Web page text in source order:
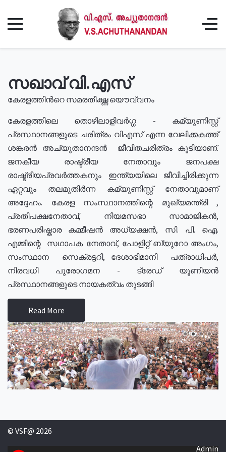
സഖാവ് വി.എസ്
കേരളത്തിൻറെ സമരതീക്ഷ്ണ യൌവ്വനം
കേരളത്തിലെ തൊഴിലാളിവർഗ്ഗ - കമ്യൂണിസ്റ്റ്
പ്രസ്ഥാനങ്ങളുടെ ചരിത്രം വിഎസ് എന്ന വേലിക്കകത്ത്
ശങ്കരൻ അച്യുതാനന്ദൻ ജീവിതചരിത്രം കൂടിയാണ്.
ജനകീയ രാഷ്ട്രീയ നേതാവും ജനപക്ഷ
രാഷ്ട്രീയപ്രവർത്തകനും ഇന്ത്യയിലെ ജീവിച്ചിരിക്കുന്ന
ഏറ്റവും തലമുതിർന്ന കമ്യൂണിസ്റ്റ് നേതാവുമാണ്
അദ്ദേഹം. കേരള സംസ്ഥാനത്തിന്റെ മുഖ്യമന്ത്രി ,
പ്രതിപക്ഷനേതാവ്, നിയമസഭാ സാമാജികൻ,
ഭരണപരിഷ്കാര കമ്മീഷൻ അധ്യക്ഷൻ, സി. പി. ഐ.
എമ്മിന്റെ സഥാപക നേതാവ്, പോളിറ്റ് ബ്യുറോ അംഗം,
സംസ്ഥാന സെക്രട്ടറി, ദേശാഭിമാനി പത്രാധിപർ,
നിരവധി പുരോഗമന - ട്രേഡ് യൂണിയൻ
പ്രസ്ഥാനങ്ങളുടെ നായകത്വം തുടങ്ങി
Read More
© VSF@ 2026
Admin